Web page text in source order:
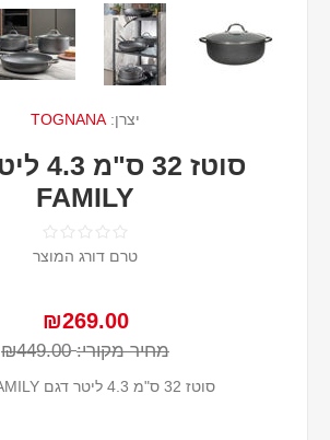
יצרן: TOGNANA
FAMILY
טרם דורג המוצר
₪269.00
מחיר מקורי: ₪449.00
סוטז 32 ס"מ 4.3 ליטר דגם BIG FAMILY